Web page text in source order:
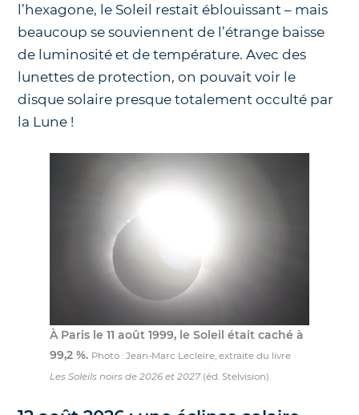
l’hexagone, le Soleil restait éblouissant – mais
beaucoup se souviennent de l’étrange baisse
de luminosité et de température. Avec des
lunettes de protection, on pouvait voir le
disque solaire presque totalement occulté par
la Lune !
À Paris le 11 août 1999, le Soleil était caché à
99,2 %. Photo : Jean-Marc Lecleire, extraite du livre
Les Soleils noirs de 2026 et 2027(éd. Stelvision).